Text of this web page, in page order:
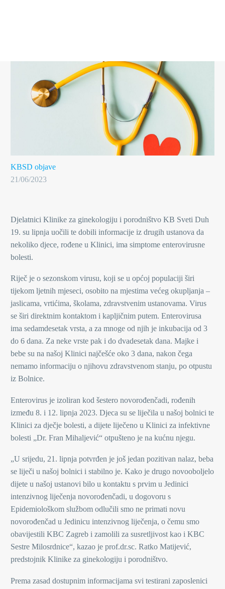
KBSD objave
21/06/2023
Djelatnici Klinike za ginekologiju i porodništvo KB Sveti Duh
19. su lipnja uočili te dobili informacije iz drugih ustanova da
nekoliko djece, rođene u Klinici, ima simptome enterovirusne
bolesti.
Riječ je o sezonskom virusu, koji se u općoj populaciji širi
tijekom ljetnih mjeseci, osobito na mjestima većeg okupljanja –
jaslicama, vrtićima, školama, zdravstvenim ustanovama. Virus
se širi direktnim kontaktom i kapljičnim putem. Enterovirusa
ima sedamdesetak vrsta, a za mnoge od njih je inkubacija od 3
do 6 dana. Za neke vrste pak i do dvadesetak dana. Majke i
bebe su na našoj Klinici najčešće oko 3 dana, nakon čega
nemamo informaciju o njihovu zdravstvenom stanju, po otpustu
iz Bolnice.
Enterovirus je izoliran kod šestero novorođenčadi, rođenih
između 8. i 12. lipnja 2023. Djeca su se liječila u našoj bolnici te
Klinici za dječje bolesti, a dijete liječeno u Klinici za infektivne
bolesti „Dr. Fran Mihaljević“ otpušteno je na kućnu njegu.
„U srijedu, 21. lipnja potvrđen je još jedan pozitivan nalaz, beba
se liječi u našoj bolnici i stabilno je. Kako je drugo novooboljelo
dijete u našoj ustanovi bilo u kontaktu s prvim u Jedinici
intenzivnog liječenja novorođenčadi, u dogovoru s
Epidemiološkom službom odlučili smo ne primati novu
novorođenčad u Jedinicu intenzivnog liječenja, o čemu smo
obavijestili KBC Zagreb i zamolili za susretljivost kao i KBC
Sestre Milosrdnice“, kazao je prof.dr.sc. Ratko Matijević,
predstojnik Klinike za ginekologiju i porodništvo.
Prema zasad dostupnim informacijama svi testirani zaposlenici